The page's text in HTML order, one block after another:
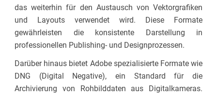
das weiterhin für den Austausch von Vektorgrafiken
und Layouts verwendet wird. Diese Formate
gewährleisten die konsistente Darstellung in
professionellen Publishing- und Designprozessen.
Darüber hinaus bietet Adobe spezialisierte Formate wie
DNG (Digital Negative), ein Standard für die
Archivierung von Rohbilddaten aus Digitalkameras.